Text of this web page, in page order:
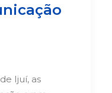
Ijuí, as